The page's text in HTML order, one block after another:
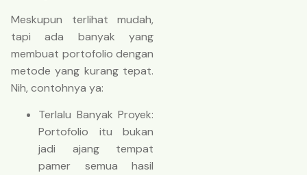
Meskupun terlihat mudah,
tapi ada banyak yang
membuat portofolio dengan
metode yang kurang tepat.
Nih, contohnya ya:
Terlalu Banyak Proyek:
Portofolio itu bukan
jadi ajang tempat
pamer semua hasil